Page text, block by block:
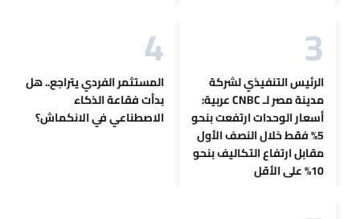
الرئيس التنفيذي لشركة
مدينة مصر لـ CNBC عربية:
أسعار الوحدات ارتفعت بنحو
5% فقط خلال النصف الأول
مقابل ارتفاع التكاليف بنحو
10% على الأقل
المستثمر الفردي يتراجع.. هل
بدأت فقاعة الذكاء
الاصطناعي في الانكماش؟